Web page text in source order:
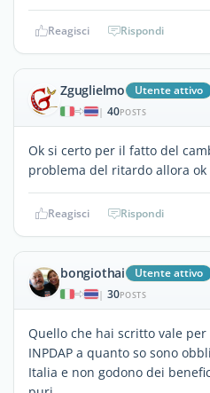
Reagisci Rispondi
Zguglielmo Utente attivo
| 40POSTS
Ok si certo per il fatto del
problema del ritardo allora
Reagisci Rispondi
bongiothai Utente attivo
| 30POSTS
Quello che hai scritto vale
INPDAP a quanto so sono
Italia e non godono dei